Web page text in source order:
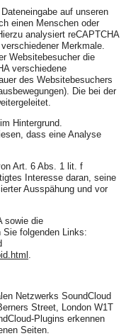
auf unseren
einen Menschen oder
analysiert reCAPTCHA
Merkmale.
Websitebesucher die
verschiedene
des Websitebesuchers
Die bei der
Hintergrund.
dass eine Analyse
Art. 6 Abs. 1 lit. f
Interesse daran, seine
Ausspähung und vor
sowie die
Sie folgenden Links:
Netzwerks SoundCloud
Street, London W1T
Plugins erkennen
Seiten.